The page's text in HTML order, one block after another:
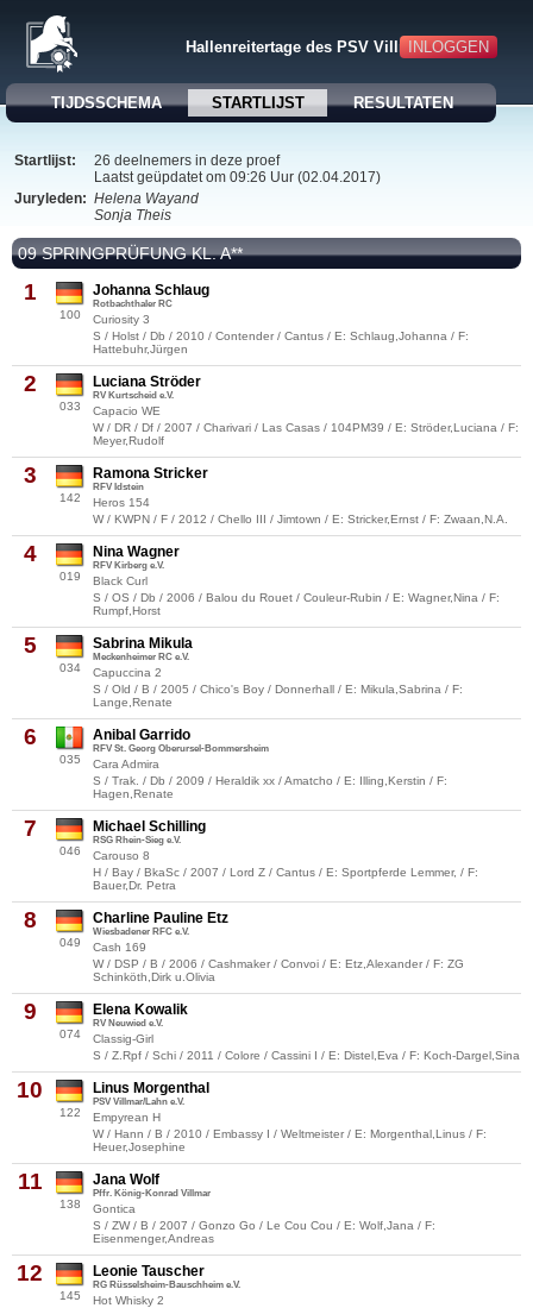
INLOGGEN
Hallenreitertage des PSV Villmar
TIJDSSCHEMA STARTLIJST RESULTATEN
Startlijst:
26 deelnemers in deze proef
Laatst geüpdatet om 09:26 Uur (02.04.2017)
Juryleden: Helena Wayand
Sonja Theis
09 SPRINGPRÜFUNG KL. A**
1
100
Johanna Schlaug
Rotbachthaler RC
Curiosity 3
S / Holst / Db / 2010 / Contender / Cantus / E: Schlaug,Johanna / F:
Hattebuhr,Jürgen
2
033
Luciana Ströder
RV Kurtscheid e.V.
Capacio WE
W / DR / Df / 2007 / Charivari / Las Casas / 104PM39 / E: Ströder,Luciana / F:
Meyer,Rudolf
3
142
Ramona Stricker
RFV Idstein
Heros 154
W / KWPN / F / 2012 / Chello III / Jimtown / E: Stricker,Ernst / F: Zwaan,N.A.
4
019
Nina Wagner
RFV Kirberg e.V.
Black Curl
S / OS / Db / 2006 / Balou du Rouet / Couleur-Rubin / E: Wagner,Nina / F:
Rumpf,Horst
5
034
Sabrina Mikula
Meckenheimer RC e.V.
Capuccina 2
S / Old / B / 2005 / Chico's Boy / Donnerhall / E: Mikula,Sabrina / F:
Lange,Renate
6
035
Anibal Garrido
RFV St. Georg Oberursel-Bommersheim
Cara Admira
S / Trak. / Db / 2009 / Heraldik xx / Amatcho / E: Illing,Kerstin / F:
Hagen,Renate
7
046
Michael Schilling
RSG Rhein-Sieg e.V.
Carouso 8
H / Bay / BkaSc / 2007 / Lord Z / Cantus / E: Sportpferde Lemmer, / F:
Bauer,Dr. Petra
8
049
Charline Pauline Etz
Wiesbadener RFC e.V.
Cash 169
W / DSP / B / 2006 / Cashmaker / Convoi / E: Etz,Alexander / F: ZG
Schinköth,Dirk u.Olivia
9
074
Elena Kowalik
RV Neuwied e.V.
Classig-Girl
S / Z.Rpf / Schi / 2011 / Colore / Cassini I / E: Distel,Eva / F: Koch-Dargel,Sina
10
122
Linus Morgenthal
PSV Villmar/Lahn e.V.
Empyrean H
W / Hann / B / 2010 / Embassy I / Weltmeister / E: Morgenthal,Linus / F:
Heuer,Josephine
11
138
Jana Wolf
Pffr. König-Konrad Villmar
Gontica
S / ZW / B / 2007 / Gonzo Go / Le Cou Cou / E: Wolf,Jana / F:
Eisenmenger,Andreas
12
145
Leonie Tauscher
RG Rüsselsheim-Bauschheim e.V.
Hot Whisky 2